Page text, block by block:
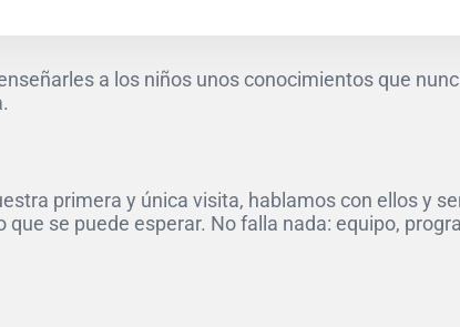
a los niños unos conocimientos que
primera y única visita, hablamos con ellos y
se puede esperar. No falla nada: equipo,